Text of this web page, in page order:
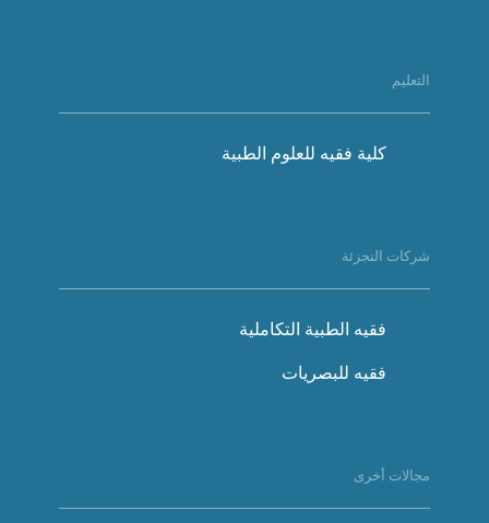
التعليم
كلية فقيه للعلوم الطبية
شركات التجزئة
فقيه الطبية التكاملية
فقيه للبصريات
مجالات أخرى